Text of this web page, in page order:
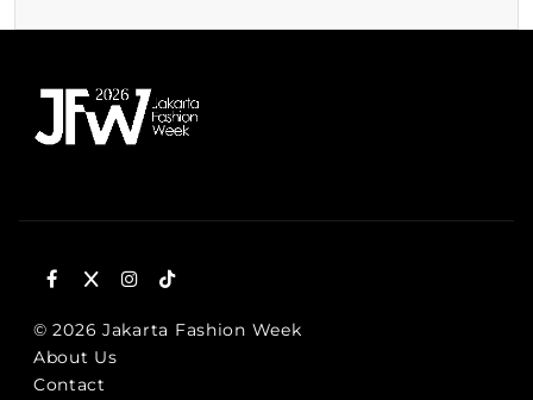
© 2026 Jakarta Fashion Week
About Us
Contact